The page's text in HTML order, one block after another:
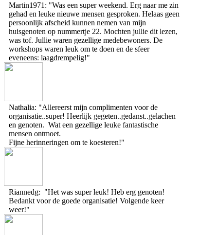
Martin1971: "Was een super weekend. Erg naar me zin
gehad en leuke nieuwe mensen gesproken. Helaas geen
persoonlijk afscheid kunnen nemen van mijn
huisgenoten op nummertje 22. Mochten jullie dit lezen,
was tof. Jullie waren gezellige medebewoners. De
workshops waren leuk om te doen en de sfeer
eveneens: laagdrempelig!"
Nathalia: "Allereerst mijn complimenten voor de
organisatie..super! Heerlijk gegeten..gedanst..gelachen
en genoten. Wat een gezellige leuke fantastische
mensen ontmoet.
Fijne herinneringen om te koesteren!"
Riannedg: "Het was super leuk! Heb erg genoten!
Bedankt voor de goede organisatie! Volgende keer
weer!"